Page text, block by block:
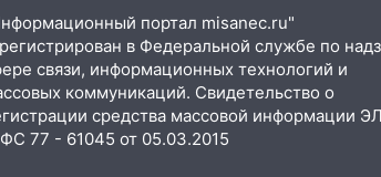
портал misanec.ru"
в Федеральной службе по
связи, информационных технологий и
коммуникаций. Свидетельство о
средства массовой информации ЭЛ
77 - 61045 от 05.03.2015